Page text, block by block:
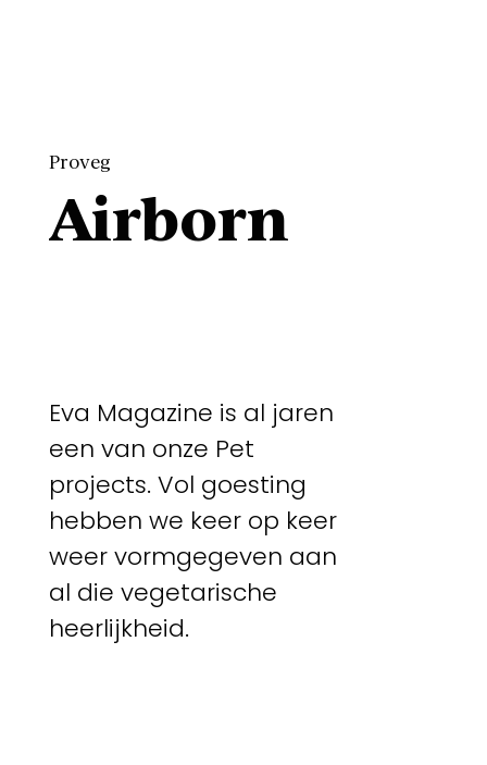
Eva Magazine is al jaren
een van onze Pet
projects. Vol goesting
hebben we keer op keer
weer vormgegeven aan
al die vegetarische
heerlijkheid.
Proveg
Airborn